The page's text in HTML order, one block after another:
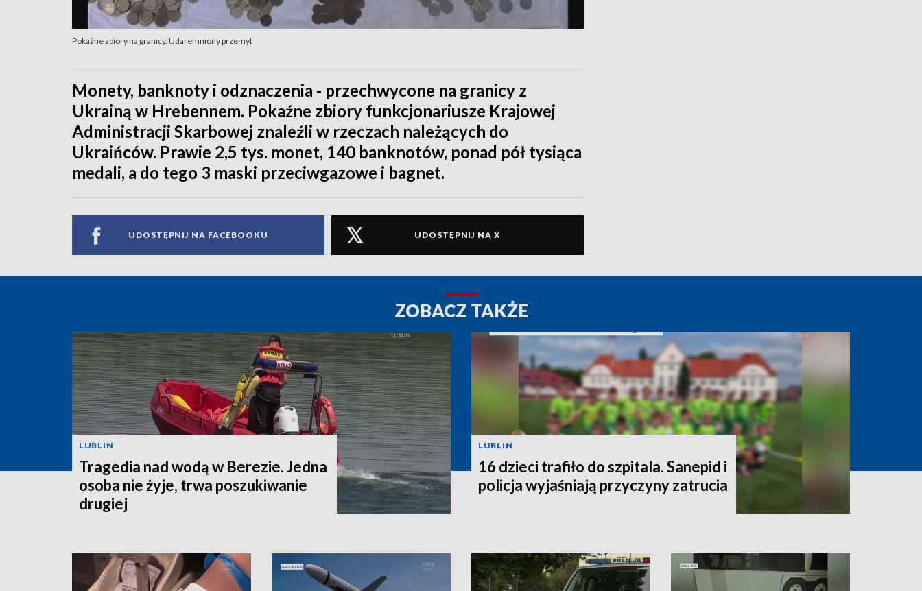
Pokaźne zbiory na granicy. Udaremniony przemyt
Monety, banknoty i odznaczenia - przechwycone na granicy z
Ukrainą w Hrebennem. Pokaźne zbiory funkcjonariusze Krajowej
Administracji Skarbowej znaleźli w rzeczach należących do
Ukraińców. Prawie 2,5 tys. monet, 140 banknotów, ponad pół tysiąca
medali, a do tego 3 maski przeciwgazowe i bagnet.
UDOSTĘPNIJ NA FACEBOOKU UDOSTĘPNIJ NA X
ZOBACZ TAKŻE
LUBLIN
Tragedia nad wodą w Berezie. Jedna
osoba nie żyje, trwa poszukiwanie
drugiej
LUBLIN
16 dzieci trafiło do szpitala. Sanepid i
policja wyjaśniają przyczyny zatrucia